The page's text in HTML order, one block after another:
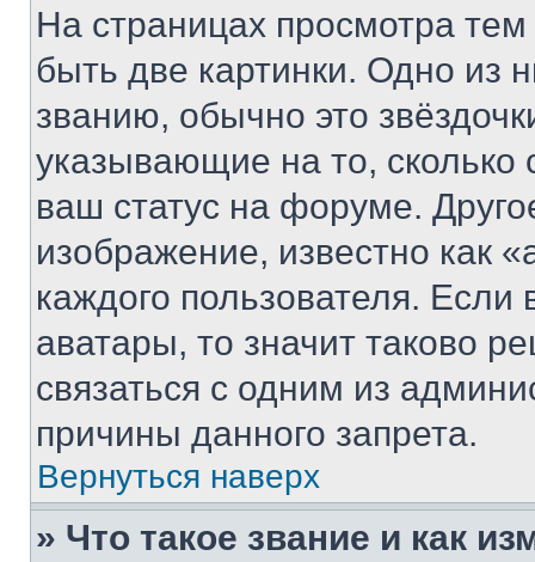
На страницах просмотра
быть две картинки. Одно из
званию, обычно это
указывающие на то,
ваш статус на форуме.
изображение, известно как
каждого пользователя.
аватары, то значит таково
связаться с одним из
причины данного запрета.
Вернуться наверх
» Что такое звание и как